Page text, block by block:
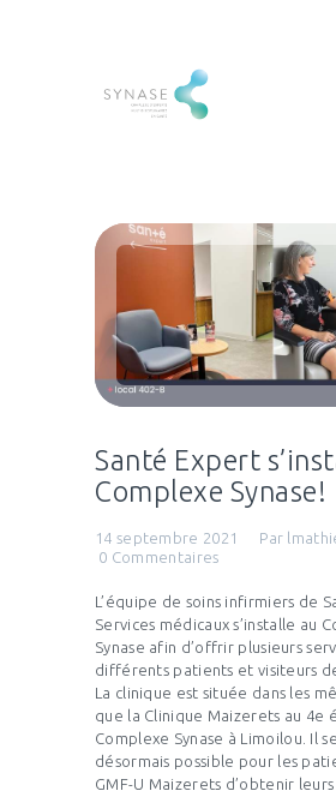
Santé Expert
Complexe Synase!
14 septembre 2021 Par
0 Commentaires
L’équipe de soins infirmiers de
Services médicaux s’installe au
Synase afin d’offrir plusieurs
différents patients et visiteurs
La clinique est située dans les
que la Clinique Maizerets au 4e
Complexe Synase à Limoilou. Il
désormais possible pour les
GMF-U Maizerets d’obtenir